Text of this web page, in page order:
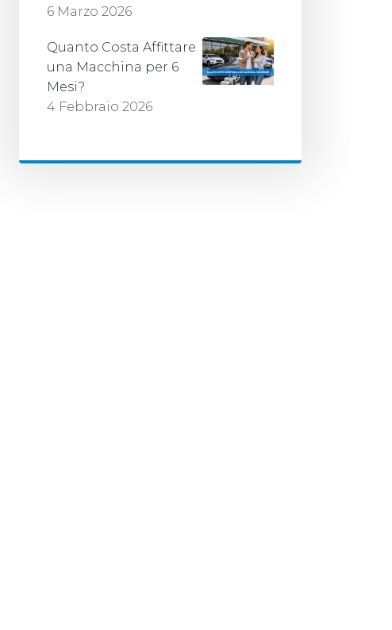
6 Marzo 2026
Quanto Costa Affittare
una Macchina per 6
Mesi?
4 Febbraio 2026